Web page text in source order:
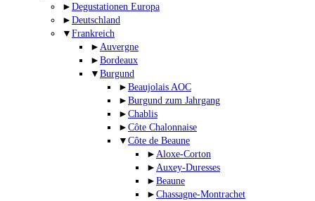
► Degustationen Europa
► Deutschland
▼ Frankreich
► Auvergne
► Bordeaux
▼ Burgund
► Beaujolais AOC
► Burgund zum Jahrgang
► Chablis
► Côte Chalonnaise
▼ Côte de Beaune
► Aloxe-Corton
► Auxey-Duresses
► Beaune
► Chassagne-Montrachet